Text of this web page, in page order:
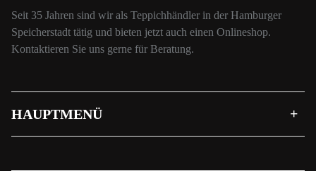
Seit 35 Jahren sind wir als Teppichhändler in der Hamburger
Speicherstadt tätig und bieten jetzt auch einen Onlineshop.
Kontaktieren Sie uns gerne für Beratung.
HAUPTMENÜ